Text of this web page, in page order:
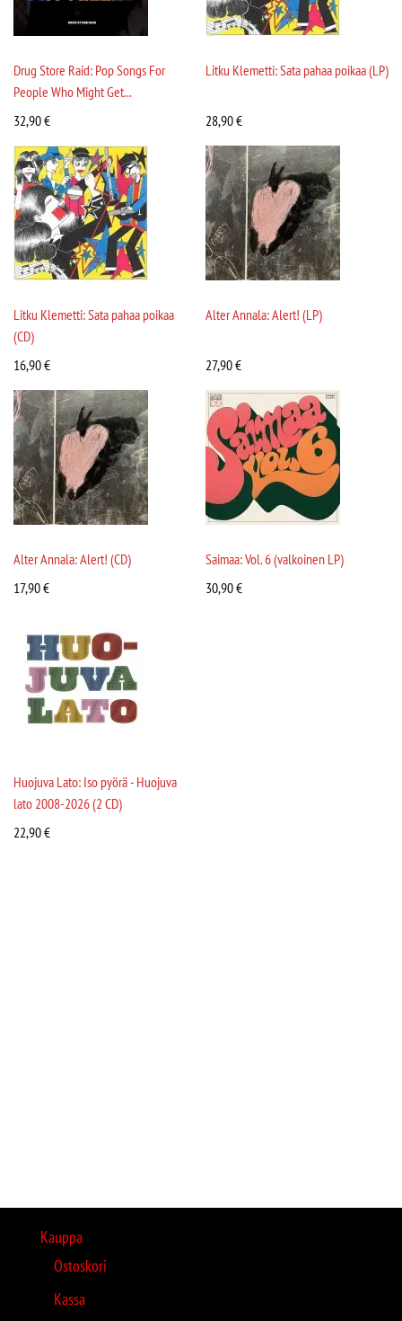
Drug Store Raid: Pop Songs For
People Who Might Get...
32,90€
Litku Klemetti: Sata pahaa poikaa (LP)
28,90€
Litku Klemetti: Sata pahaa poikaa
(CD)
16,90€
Alter Annala: Alert! (LP)
27,90€
Alter Annala: Alert! (CD)
17,90€
Saimaa: Vol. 6 (valkoinen LP)
30,90€
Huojuva Lato: Iso pyörä - Huojuva
lato 2008-2026 (2 CD)
22,90€
Kauppa
Ostoskori
Kassa